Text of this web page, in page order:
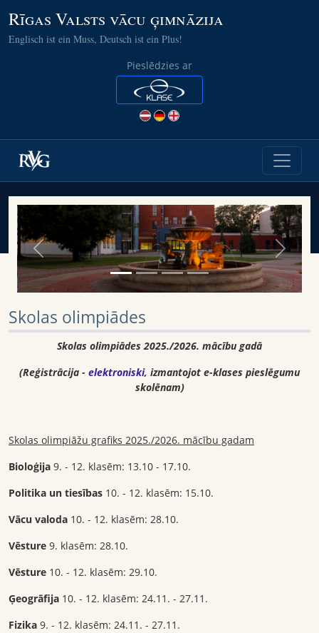
Rīgas Valsts vācu ģimnāzija
Englisch ist ein Muss, Deutsch ist ein Plus!
Pieslēdzies ar
Previous Next
Skolas olimpiādes
Skolas olimpiādes 2025./2026. mācību gadā
(Reģistrācija - elektroniski, izmantojot e-klases pieslēgumu
skolēnam)
Skolas olimpiāžu grafiks 2025./2026. mācību gadam
Bioloģija 9. - 12. klasēm: 13.10 - 17.10.
Politika un tiesības 10. - 12. klasēm: 15.10.
Vācu valoda 10. - 12. klasēm: 28.10.
Vēsture 9. klasēm: 28.10.
Vēsture 10. - 12. klasēm: 29.10.
Ģeogrāfija 10. - 12. klasēm: 24.11. - 27.11.
Fizika 9. - 12. klasēm: 24.11. - 27.11.